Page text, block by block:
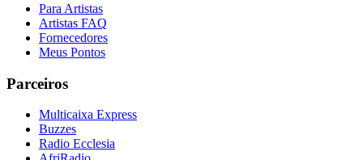
Para Artistas
Artistas FAQ
Fornecedores
Meus Pontos
Parceiros
Multicaixa Express
Buzzes
Radio Ecclesia